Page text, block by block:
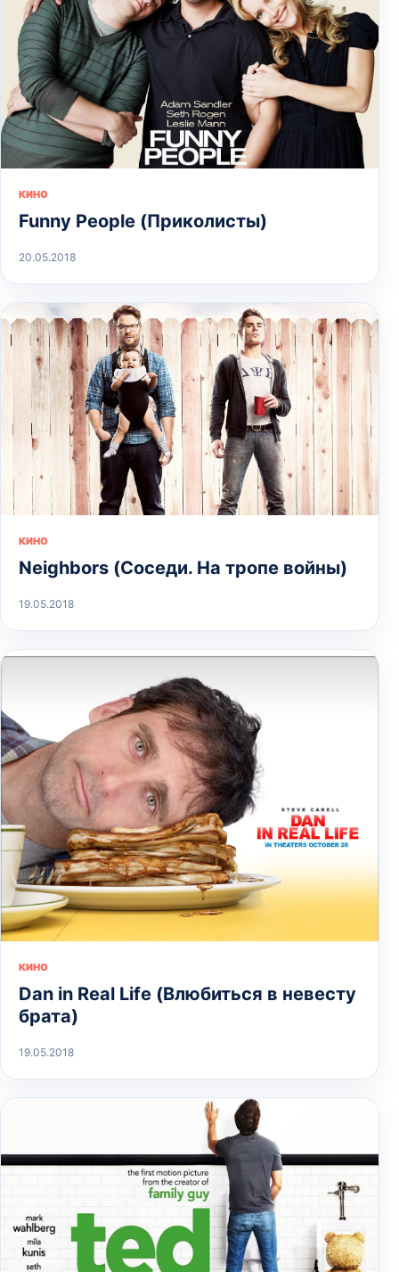
КИНО
Funny People (Приколисты)
20.05.2018
КИНО
Neighbors (Соседи. На тропе войны)
19.05.2018
КИНО
Dan in Real Life (Влюбиться в невесту
брата)
19.05.2018